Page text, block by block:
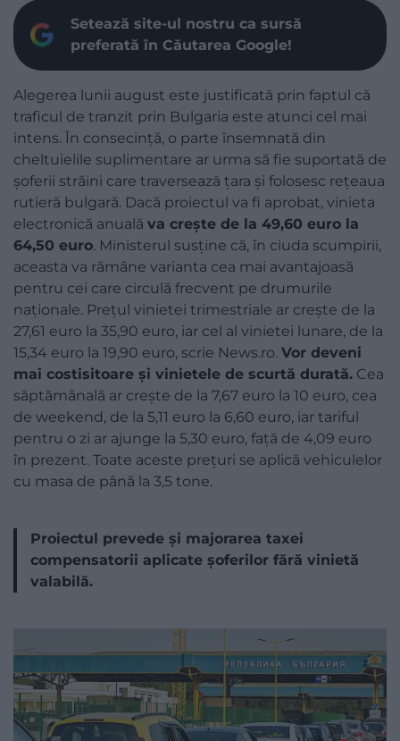
Setează site-ul nostru ca sursă
preferată în Căutarea Google!
Alegerea lunii august este justificată prin faptul că
traficul de tranzit prin Bulgaria este atunci cel mai
intens. În consecință, o parte însemnată din
cheltuielile suplimentare ar urma să fie suportată de
șoferii străini care traversează țara și folosesc rețeaua
rutieră bulgară. Dacă proiectul va fi aprobat, vinieta
electronică anuală va crește de la 49,60 euro la
64,50 euro. Ministerul susține că, în ciuda scumpirii,
aceasta va rămâne varianta cea mai avantajoasă
pentru cei care circulă frecvent pe drumurile
naționale. Prețul vinietei trimestriale ar crește de la
27,61 euro la 35,90 euro, iar cel al vinietei lunare, de la
15,34 euro la 19,90 euro, scrie News.ro. Vor deveni
mai costisitoare și vinietele de scurtă durată. Cea
săptămânală ar crește de la 7,67 euro la 10 euro, cea
de weekend, de la 5,11 euro la 6,60 euro, iar tariful
pentru o zi ar ajunge la 5,30 euro, față de 4,09 euro
în prezent. Toate aceste prețuri se aplică vehiculelor
cu masa de până la 3,5 tone.
Proiectul prevede și majorarea taxei
compensatorii aplicate șoferilor fără vinietă
valabilă.